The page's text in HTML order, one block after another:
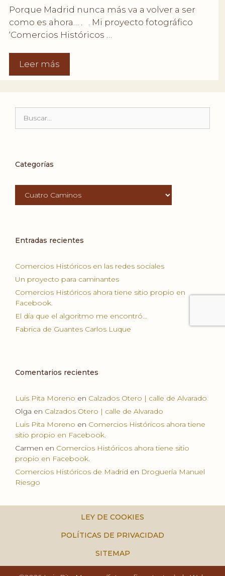
Porque Madrid nunca más va a volver a ser
como es ahora… . . Mi proyecto fotográfico
‘Comercios Históricos …
Leer más
Categorías
Entradas recientes
Comercios Históricos en las redes sociales
Un proyecto para caminantes
Comercios Históricos ahora tiene sitio propio en
Facebook.
El día que el algoritmo me encontró…
Fabrica de Guantes Carlos Luque
Comentarios recientes
Luis Pita Moreno en Calzados Otero | calle de Alvarado
Olga en Calzados Otero | calle de Alvarado
Luis Pita Moreno en Comercios Históricos ahora tiene
sitio propio en Facebook.
Carmen en Comercios Históricos ahora tiene sitio
propio en Facebook.
Comercios Históricos de Madrid en Droguería Manuel
Riesgo
LEY DE COOKIES
POLÍTICAS DE PRIVACIDAD
SITEMAP